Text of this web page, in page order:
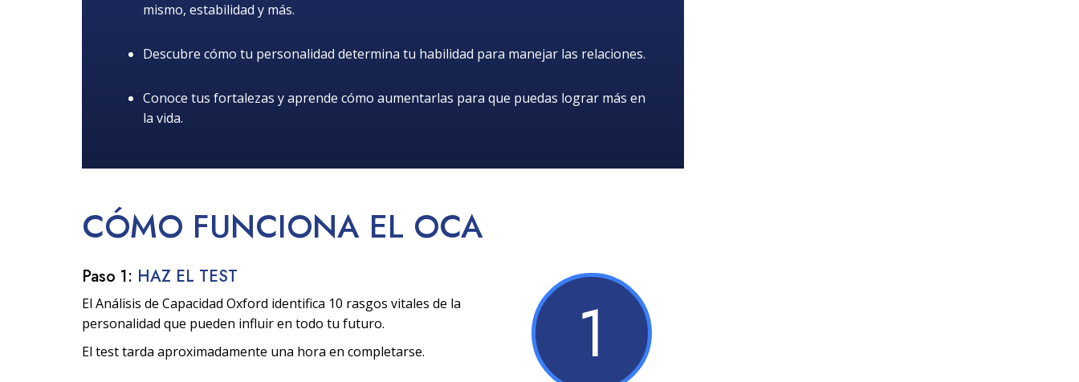
mismo, estabilidad y más.
Descubre cómo tu personalidad determina tu habilidad para manejar las relaciones.
Conoce tus fortalezas y aprende cómo aumentarlas para que puedas lograr más en
la vida.
CÓMO FUNCIONA EL OCA
Paso 1: HAZ EL TEST
El Análisis de Capacidad Oxford identifica 10 rasgos vitales de la
personalidad que pueden influir en todo tu futuro.
El test tarda aproximadamente una hora en completarse.
1